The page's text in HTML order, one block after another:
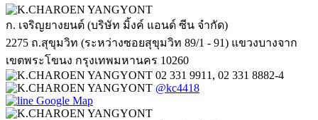
ก. เจริญยางยนต์ (บริษัท มิ้งค์ แอนด์ ซีน จำกัด)
2275 ถ.สุขุมวิท (ระหว่างซอยสุขุมวิท 89/1 - 91) แขวงบางจาก
เขตพระโขนง กรุงเทพมหานคร 10260
02 331 9911, 02 331 8882-4
@kc4418
Google Map